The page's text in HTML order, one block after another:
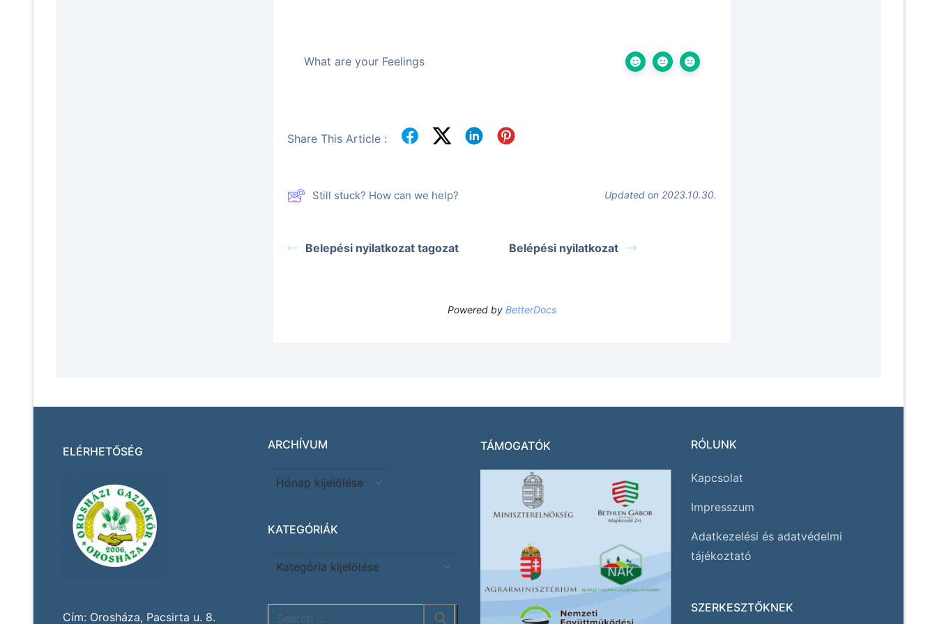
What are your Feelings
Share This Article :
Still stuck? How can we help? Updated on 2023.10.30.
Belepési nyilatkozat tagozat Belépési nyilatkozat
Powered by BetterDocs
ELÉRHETŐSÉG
Cím: Orosháza, Pacsirta u. 8.
ARCHÍVUM
KATEGÓRIÁK
TÁMOGATÓK RÓLUNK
Kapcsolat
Impresszum
Adatkezelési és adatvédelmi
tájékoztató
SZERKESZTŐKNEK